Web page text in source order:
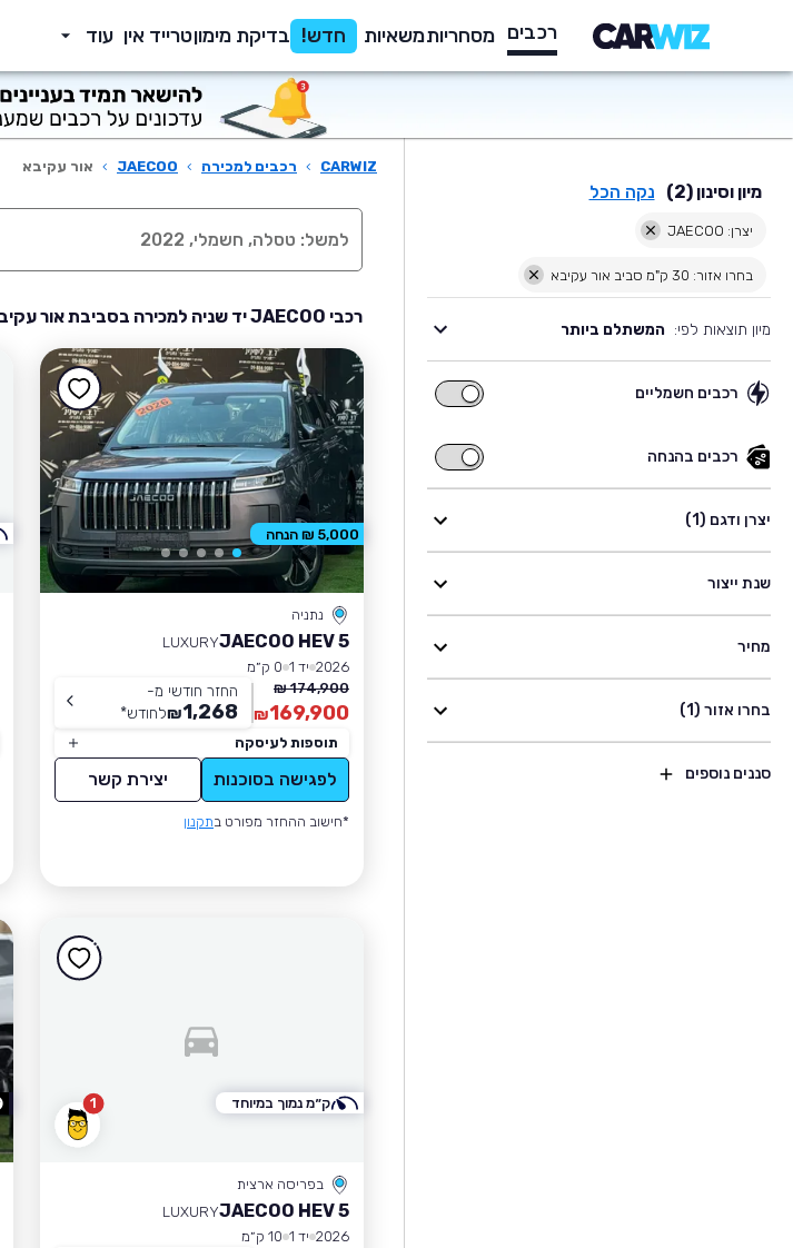
רכבים מסחריותמשאיות חדש! בדיקת מימוןטרייד אין עוד
מיון וסינון (2) נקה הכל
יצרן: JAECOO
בחרו אזור: 30 ק"מ סביב אור עקיבא
מיון תוצאות לפי: המשתלם ביותר
רכבים חשמליים
רכבים
רכבים בהנחה
רכבים
בהנחה
יצרן ודגם (1)
שנת ייצור
מחיר
בחרו אזור (1)
סננים נוספים
CARWIZ
› רכבים למכירה ›
JAECOO
› אור עקיבא
רכבי JAECOO יד שניה למכירה בסביבת אור עקיבא
נתניה
JAECOO HEV 5
LUXURY
2026 יד 1
0 ק״מ
174,900 ₪
169,900
₪
החזר חודשי מ-
1,268
₪לחודש*
תוספות לעיסקה
לפגישה בסוכנות יצירת קשר
*חישוב ההחזר מפורט בתקנון
5,000 ₪ הנחה
1
בפריסה ארצית
JAECOO HEV 5
LUXURY
2026 יד 1
10 ק״מ
ק״מ נמוך במיוחד